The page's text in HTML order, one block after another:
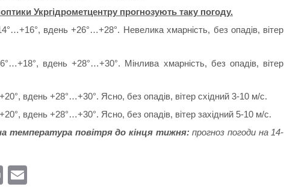
Укргідрометцентру прогнозують таку погоду.
вдень +26°…+28°. Невелика хмарність, без опадів, вітер
вдень +28°…+30°. Мінлива хмарність, без опадів, вітер
вдень +28°…+30°. Ясно, без опадів, вітер східний 3-10 м/с.
вдень +28°…+30°. Ясно, без опадів, вітер західний 5-10 м/с.
температура повітря до кінця тижня: прогноз погоди на 14-
Pr